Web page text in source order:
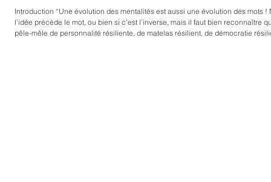
Introduction “Une évolution des mentalités est aussi une évolution des mots
l’idée précède le mot, ou bien si c’est l’inverse, mais il faut bien reconnaître
pêle-mêle de personnalité résiliente, de matelas résilient, de démocratie résiliente